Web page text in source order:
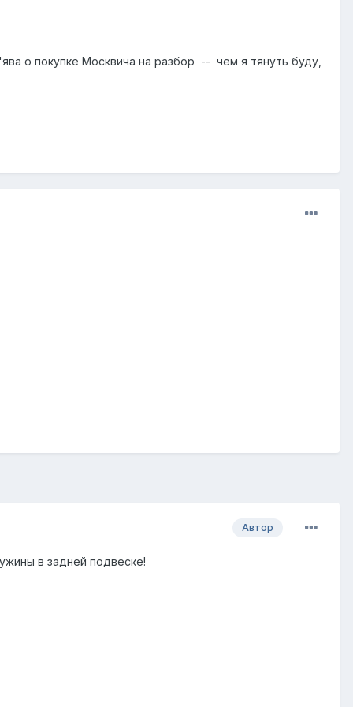
о покупке Москвича на разбор -- чем я тянуть буду,
Автор
в задней подвеске!